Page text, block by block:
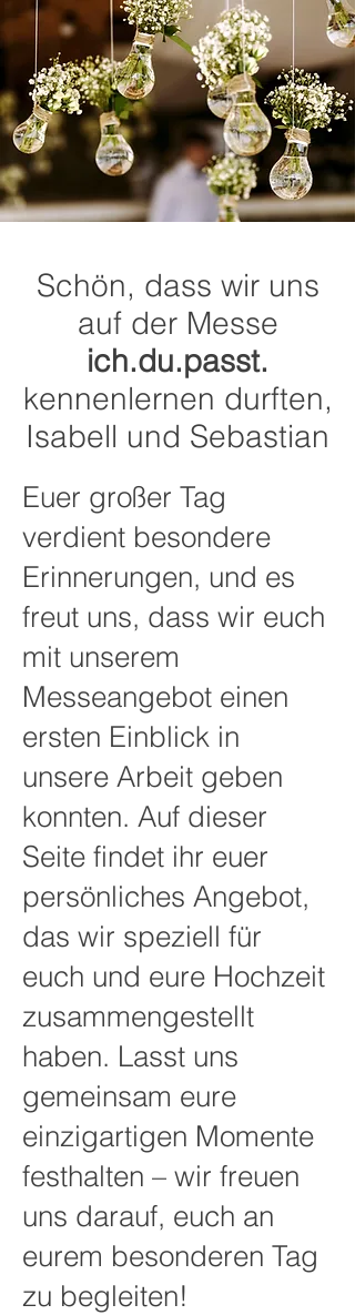
Schön, dass wir uns
auf der Messe
ich.du.passt.
kennenlernen durften,
Isabell und Sebastian
Euer großer Tag
verdient besondere
Erinnerungen, und es
freut uns, dass wir euch
mit unserem
Messeangebot einen
ersten Einblick in
unsere Arbeit geben
konnten. Auf dieser
Seite findet ihr euer
persönliches Angebot,
das wir speziell für
euch und eure Hochzeit
zusammengestellt
haben. Lasst uns
gemeinsam eure
einzigartigen Momente
festhalten – wir freuen
uns darauf, euch an
eurem besonderen Tag
zu begleiten!